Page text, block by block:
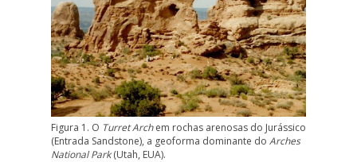
Figura 1. O Turret Archem rochas arenosas do Jurássico
(Entrada Sandstone), a geoforma dominante do Arches
National Park(Utah, EUA).